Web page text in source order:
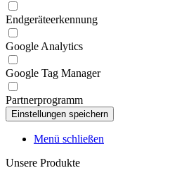
Endgeräteerkennung
Google Analytics
Google Tag Manager
Partnerprogramm
Menü schließen
Unsere Produkte